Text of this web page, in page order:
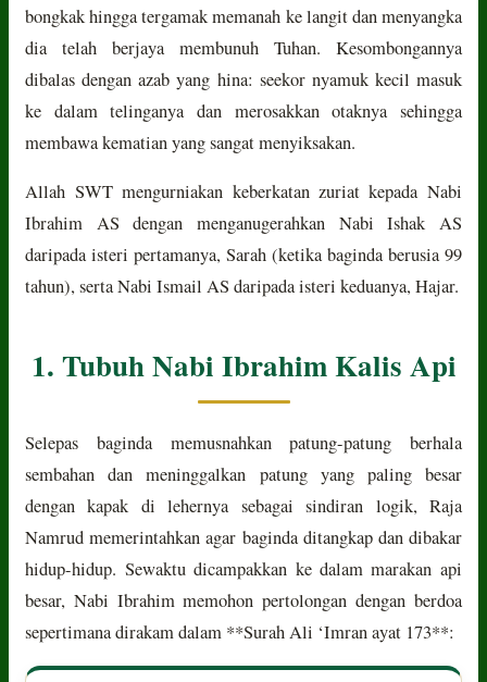
bongkak hingga tergamak memanah ke langit dan menyangka
dia telah berjaya membunuh Tuhan. Kesombongannya
dibalas dengan azab yang hina: seekor nyamuk kecil masuk
ke dalam telinganya dan merosakkan otaknya sehingga
membawa kematian yang sangat menyiksakan.
Allah SWT mengurniakan keberkatan zuriat kepada Nabi
Ibrahim AS dengan menganugerahkan Nabi Ishak AS
daripada isteri pertamanya, Sarah (ketika baginda berusia 99
tahun), serta Nabi Ismail AS daripada isteri keduanya, Hajar.
1. Tubuh Nabi Ibrahim Kalis Api
Selepas baginda memusnahkan patung-patung berhala
sembahan dan meninggalkan patung yang paling besar
dengan kapak di lehernya sebagai sindiran logik, Raja
Namrud memerintahkan agar baginda ditangkap dan dibakar
hidup-hidup. Sewaktu dicampakkan ke dalam marakan api
besar, Nabi Ibrahim memohon pertolongan dengan berdoa
sepertimana dirakam dalam **Surah Ali ‘Imran ayat 173**: